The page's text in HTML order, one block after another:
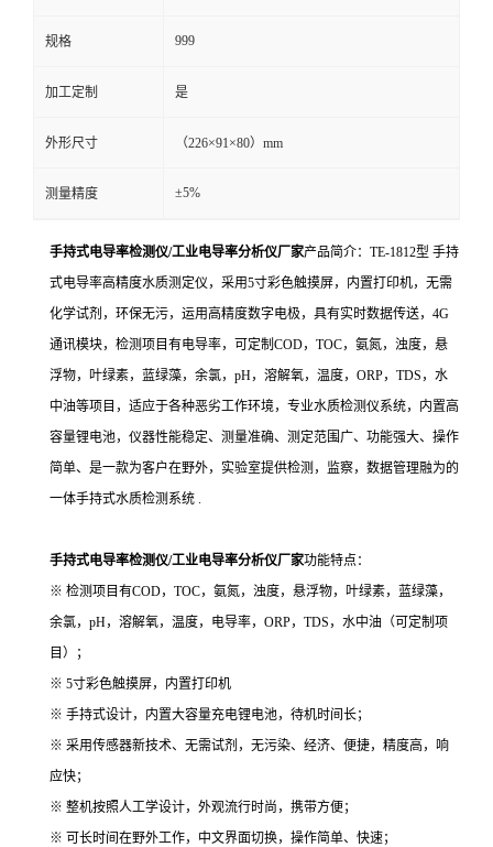
规格 999
加工定制 是
外形尺寸 （226×91×80）mm
测量精度 ±5%
手持式电导率检测仪/工业电导率分析仪厂家产品简介：TE-1812型 手持
式电导率高精度水质测定仪，采用5寸彩色触摸屏，内置打印机，无需
化学试剂，环保无污，运用高精度数字电极，具有实时数据传送，4G
通讯模块，检测项目有电导率，可定制COD，TOC，氨氮，浊度，悬
浮物，叶绿素，蓝绿藻，余氯，pH，溶解氧，温度，ORP，TDS，水
中油等项目，适应于各种恶劣工作环境，专业水质检测仪系统，内置高
容量锂电池，仪器性能稳定、测量准确、测定范围广、功能强大、操作
简单、是一款为客户在野外，实验室提供检测，监察，数据管理融为的
一体手持式水质检测系统 .
手持式电导率检测仪/工业电导率分析仪厂家功能特点：
※ 检测项目有COD，TOC，氨氮，浊度，悬浮物，叶绿素，蓝绿藻，
余氯，pH，溶解氧，温度，电导率，ORP，TDS，水中油（可定制项
目）；
※ 5寸彩色触摸屏，内置打印机
※ 手持式设计，内置大容量充电锂电池，待机时间长；
※ 采用传感器新技术、无需试剂，无污染、经济、便捷，精度高，响
应快；
※ 整机按照人工学设计，外观流行时尚，携带方便；
※ 可长时间在野外工作，中文界面切换，操作简单、快速；